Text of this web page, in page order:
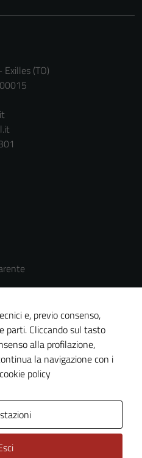
(TO)
e, previo consenso,
parti. Cliccando sul tasto
alla profilazione,
la navigazione con i
policy
Tecnici
Questi cookie
per il
funzionamento
del sito e non